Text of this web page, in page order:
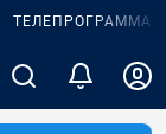
ТЕЛЕПРОГРАММА